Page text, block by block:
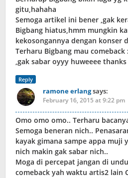
gitu,hahaha
Semoga artikel ini bener ,gak
Bigbang hiatus,hmm mungkin
kekosongannya dengan konser
Terharu Bigbang mau comeback
,gak sabar oyyy huweeee thanks
Reply
ramone erlangsays:
February 16, 2015 at 9:22 pm
Omo omo omo.. Terharu
Semoga beneran nich..
kayak gimana sampe appa muji
nich makin gak sabar nich..
Moga di percepat jangan di
comeback yah waktu artis2 lain